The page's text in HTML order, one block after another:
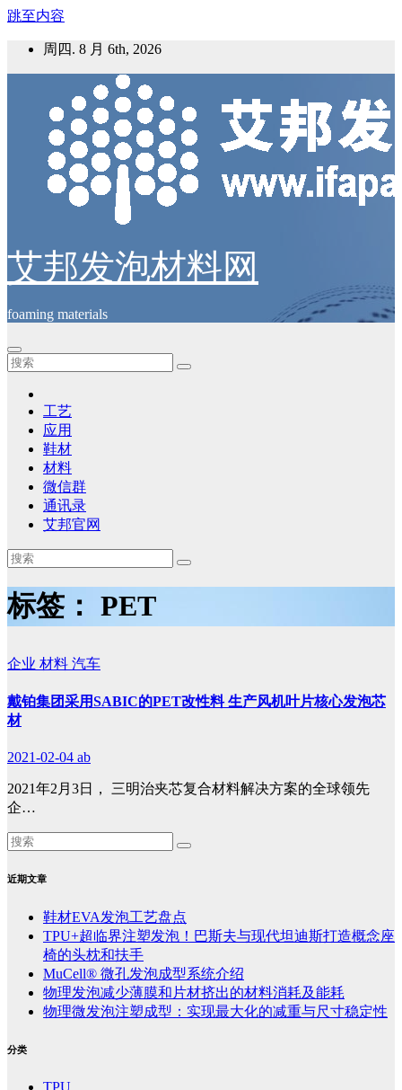
跳至内容
周四. 8 月 6th, 2026
艾邦发泡材料网
foaming materials
工艺
应用
鞋材
材料
微信群
通讯录
艾邦官网
标签： PET
企业 材料 汽车
戴铂集团采用SABIC的PET改性料 生产风机叶片核心发泡芯
材
2021-02-04 ab
2021年2月3日， 三明治夹芯复合材料解决方案的全球领先
企…
近期文章
鞋材EVA发泡工艺盘点
TPU+超临界注塑发泡！巴斯夫与现代坦迪斯打造概念座
椅的头枕和扶手
MuCell® 微孔发泡成型系统介绍
物理发泡减少薄膜和片材挤出的材料消耗及能耗
物理微发泡注塑成型：实现最大化的减重与尺寸稳定性
分类